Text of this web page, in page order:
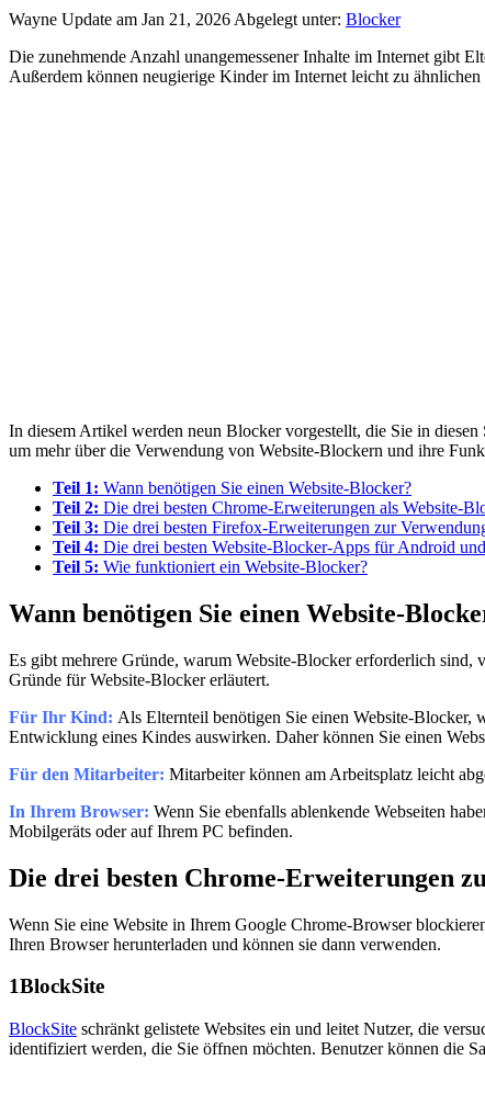
Wayne Update am Jan 21, 2026 Abgelegt unter: Blocker
Die zunehmende Anzahl unangemessener Inhalte im Internet gibt
Außerdem können neugierige Kinder im Internet leicht zu
In diesem Artikel werden neun Blocker vorgestellt, die Sie in
um mehr über die Verwendung von Website-Blockern und ihre
Teil 1: Wann benötigen Sie einen Website-Blocker?
Teil 2: Die drei besten Chrome-Erweiterungen als Website-
Teil 3: Die drei besten Firefox-Erweiterungen zur
Teil 4: Die drei besten Website-Blocker-Apps für Android
Teil 5: Wie funktioniert ein Website-Blocker?
Wann benötigen Sie einen Website-
Es gibt mehrere Gründe, warum Website-Blocker erforderlich
Gründe für Website-Blocker erläutert.
Für Ihr Kind: Als Elternteil benötigen Sie einen Website-Blocker,
Entwicklung eines Kindes auswirken. Daher können Sie einen
Für den Mitarbeiter: Mitarbeiter können am Arbeitsplatz leicht
In Ihrem Browser: Wenn Sie ebenfalls ablenkende Webseiten
Mobilgeräts oder auf Ihrem PC befinden.
Die drei besten Chrome-Erweiterungen
Wenn Sie eine Website in Ihrem Google Chrome-Browser
Ihren Browser herunterladen und können sie dann verwenden.
1BlockSite
BlockSite schränkt gelistete Websites ein und leitet Nutzer, die
identifiziert werden, die Sie öffnen möchten. Benutzer können die